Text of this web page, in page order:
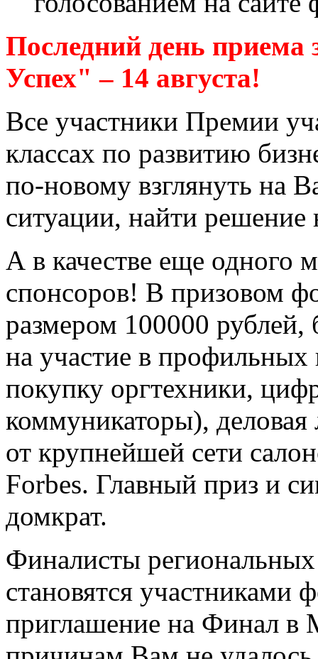
Последний день
Успех" – 14 августа!
Все участники Премии
классах по развитию
по-новому взглянуть на
ситуации, найти решение
А в качестве еще одного
спонсоров! В призовом
размером 100000 рублей,
на участие в профильных
покупку оргтехники,
коммуникаторы), деловая
от крупнейшей сети
Forbes. Главный приз и
домкрат.
Финалисты региональных
становятся участниками
приглашение на Финал в